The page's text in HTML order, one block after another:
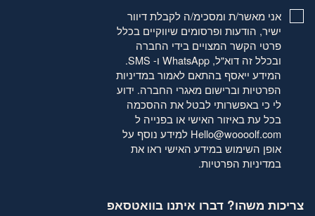
אני מאשר/ת ומסכימ/ה לקבלת דיוור
ישיר, הודעות ופרסומים שיווקיים בכלל
פרטי הקשר המצויים בידי החברה
ובכלל זה דוא"ל, WhatsApp ו- SMS.
המידע ייאסף בהתאם לאמורבמדיניות
הפרטיותוברישום מאגרי החברה. ידוע
לי כי באפשרותי לבטל את ההסכמה
בכל עת באיזור האישי או בפנייה ל
Hello@woooolf.com למידע נוסף על
אופן השימוש במידע האישי ראו את
במדיניות הפרטיות.
צריכות משהו? דברו איתנו בוואטסאפ